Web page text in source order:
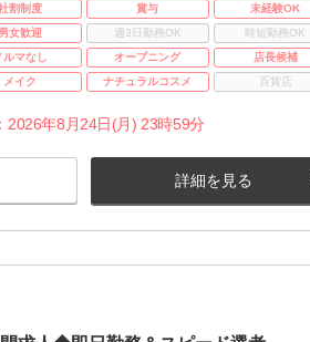
割制度 賞与
未経験OK
男女歓迎 週3日勤務OK
時短勤務OK
ルマなし オープニング
店長候補
メイク ナチュラルコスメ 百貨店
2026年8月24日(月) 23時59分
詳細を見る